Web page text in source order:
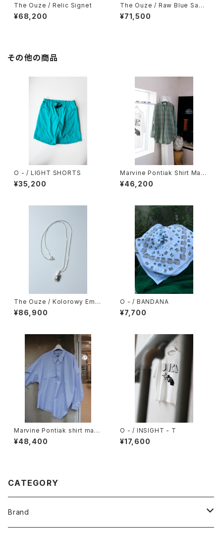
The Ouze / Relic Signet
¥68,200
The Ouze / Raw Blue Sapp
hire Hoops（Pair）
¥71,500
その他の商品
O - / LIGHT SHORTS
¥35,200
Marvine Pontiak Shirt Mak
ers / Stand Collar 2 Button
SH
¥46,200
The Ouze / Kolorowy Emb
edded Facet Necklace
¥86,900
O - / BANDANA
¥7,700
Marvine Pontiak shirt mak
ers / Twist P/O
¥48,400
O - / INSIGHT - T
¥17,600
CATEGORY
Brand